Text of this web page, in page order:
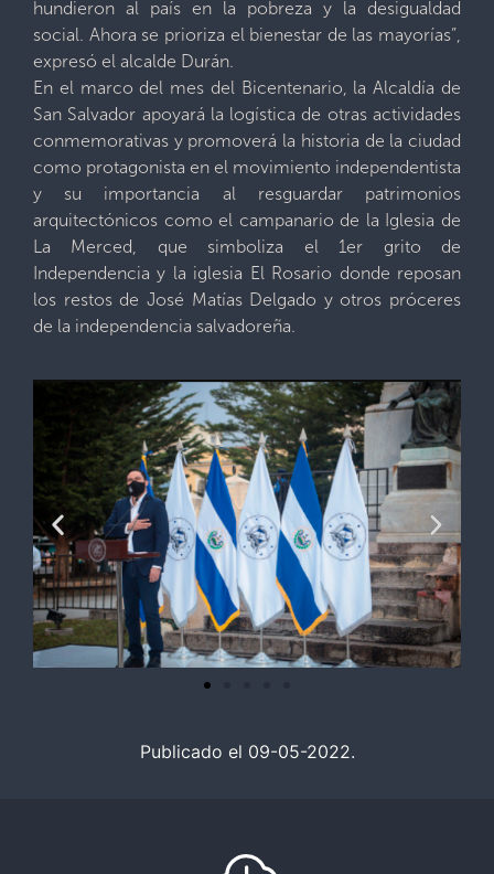
hundieron al país en la pobreza y la desigualdad
social. Ahora se prioriza el bienestar de las mayorías”,
expresó el alcalde Durán.
En el marco del mes del Bicentenario, la Alcaldía de
San Salvador apoyará la logística de otras actividades
conmemorativas y promoverá la historia de la ciudad
como protagonista en el movimiento independentista
y su importancia al resguardar patrimonios
arquitectónicos como el campanario de la Iglesia de
La Merced, que simboliza el 1er grito de
Independencia y la iglesia El Rosario donde reposan
los restos de José Matías Delgado y otros próceres
de la independencia salvadoreña.
Publicado el 09-05-2022.